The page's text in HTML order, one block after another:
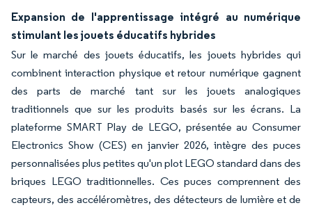
Expansion de l'apprentissage intégré au numérique
stimulant les jouets éducatifs hybrides
Sur le marché des jouets éducatifs, les jouets hybrides qui
combinent interaction physique et retour numérique gagnent
des parts de marché tant sur les jouets analogiques
traditionnels que sur les produits basés sur les écrans. La
plateforme SMART Play de LEGO, présentée au Consumer
Electronics Show (CES) en janvier 2026, intègre des puces
personnalisées plus petites qu'un plot LEGO standard dans des
briques LEGO traditionnelles. Ces puces comprennent des
capteurs, des accéléromètres, des détecteurs de lumière et de